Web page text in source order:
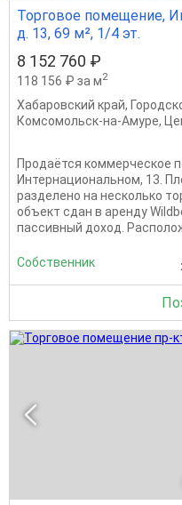
Торговое помещение,
д. 13, 69 м², 1/4 эт.
8 152 760 ₽
118 156 ₽ за м2
Хабаровский край,
Комсомольск-на-Амуре,
Продаётся коммерческое
Интернациональном, 13.
разделено на несколько
объект сдан в аренду
пассивный доход.
Собственник